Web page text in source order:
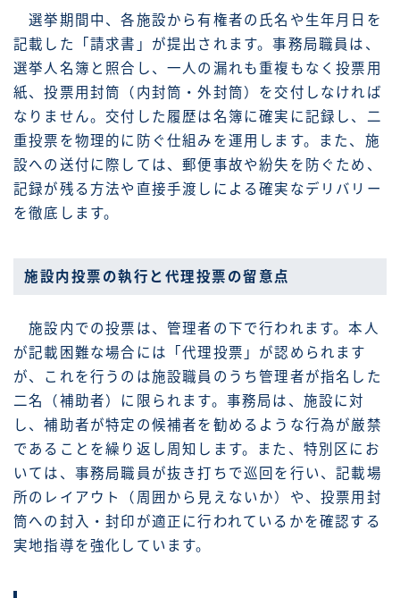
選挙期間中、各施設から有権者の氏名や生年月日を
記載した「請求書」が提出されます。事務局職員は、
選挙人名簿と照合し、一人の漏れも重複もなく投票用
紙、投票用封筒（内封筒・外封筒）を交付しなければ
なりません。交付した履歴は名簿に確実に記録し、二
重投票を物理的に防ぐ仕組みを運用します。また、施
設への送付に際しては、郵便事故や紛失を防ぐため、
記録が残る方法や直接手渡しによる確実なデリバリー
を徹底します。
施設内投票の執行と代理投票の留意点
施設内での投票は、管理者の下で行われます。本人
が記載困難な場合には「代理投票」が認められます
が、これを行うのは施設職員のうち管理者が指名した
二名（補助者）に限られます。事務局は、施設に対
し、補助者が特定の候補者を勧めるような行為が厳禁
であることを繰り返し周知します。また、特別区にお
いては、事務局職員が抜き打ちで巡回を行い、記載場
所のレイアウト（周囲から見えないか）や、投票用封
筒への封入・封印が適正に行われているかを確認する
実地指導を強化しています。